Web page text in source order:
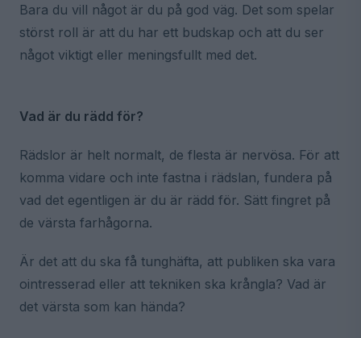
Bara du vill något är du på god väg. Det som spelar
störst roll är att du har ett budskap och att du ser
något viktigt eller meningsfullt med det.
Vad är du rädd för?
Rädslor är helt normalt, de flesta är nervösa. För att
komma vidare och inte fastna i rädslan, fundera på
vad det egentligen är du är rädd för. Sätt fingret på
de värsta farhågorna.
Är det att du ska få tunghäfta, att publiken ska vara
ointresserad eller att tekniken ska krångla? Vad är
det värsta som kan hända?